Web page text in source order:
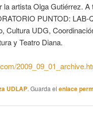
artista Olga Gutiérrez. A
PUNTOD: LAB-
Cultura UDG,
y Teatro Diana.
UDLAP. Guarda el enlace